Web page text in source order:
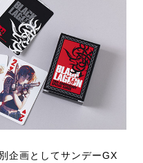
企画としてサンデーGX